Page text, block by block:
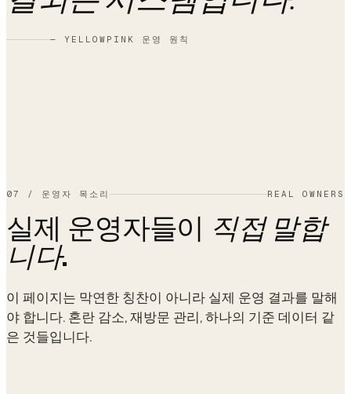
— YELLOWPINK 운영 원칙
07 / 운영자 목소리 REAL OWNERS
실제 운영자들이 직접 말합
니다.
이 페이지는 막연한 칭찬이 아니라 실제 운영 결과를 말해
야 합니다. 혼란 감소, 재방문 관리, 하나의 기준 데이터 같
은 것들입니다.